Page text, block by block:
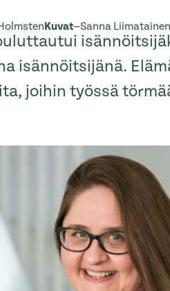
Kuvat—Sanna Liimatainen
isännöitsijänä.
joihin työssä